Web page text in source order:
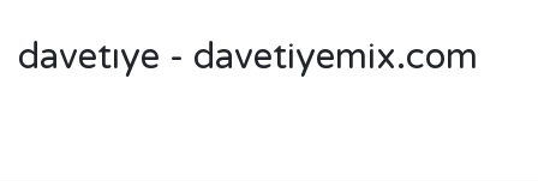
davetıye - davetiyemix.com